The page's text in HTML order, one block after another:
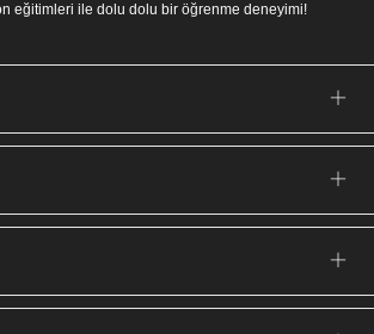
eğitimleri ile dolu dolu bir öğrenme deneyimi!